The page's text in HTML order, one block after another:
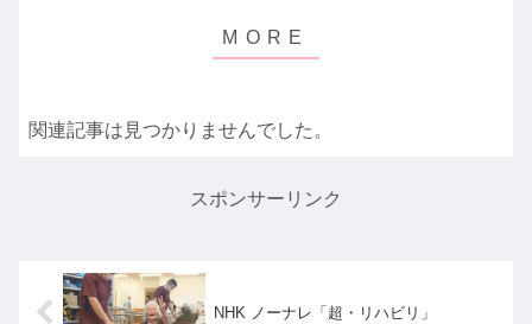
関連記事は見つかりませんでした。
スポンサーリンク
NHK ノーナレ「超・リハビリ」